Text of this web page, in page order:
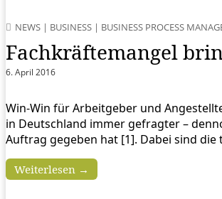
NEWS | BUSINESS | BUSINESS PROCESS
Fachkräftemangel
6. April 2016
Win-Win für Arbeitgeber und
in Deutschland immer gefragter –
Auftrag gegeben hat [1]. Dabei sind
Weiterlesen →